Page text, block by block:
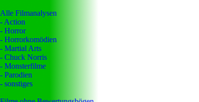
Alle Filmanalysen
- Action
- Horror
- Horrorkomödien
- Martial Arts
- Chuck Norris
- Monsterfilme
- Parodien
- sonstiges